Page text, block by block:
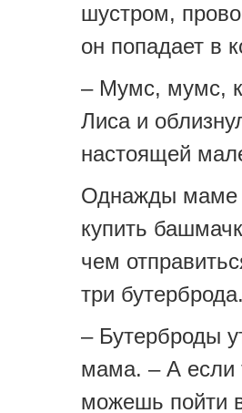
шустром,
он попадает в
– Мумс, мумс,
Лиса и
настоящей
Однажды маме
купить
чем
три бутерброда.
– Бутерброды
мама. – А если
можешь пойти